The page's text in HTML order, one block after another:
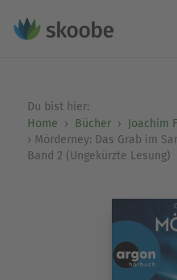
Du bist hier:
Home
Bücher
Joachim
Mörderney: Das Grab im
Band 2 (Ungekürzte Lesung)